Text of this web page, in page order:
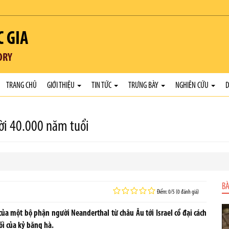
GIA
TRANG CHỦ GIỚI THIỆU TIN TỨC TRƯNG BÀY NGHIÊN CỨU
40.000 năm tuổi
Điểm: 0/5 (0 đánh giá)
một bộ phận người Neanderthal từ châu Âu tới Israel cổ đại cách
của kỷ băng hà.